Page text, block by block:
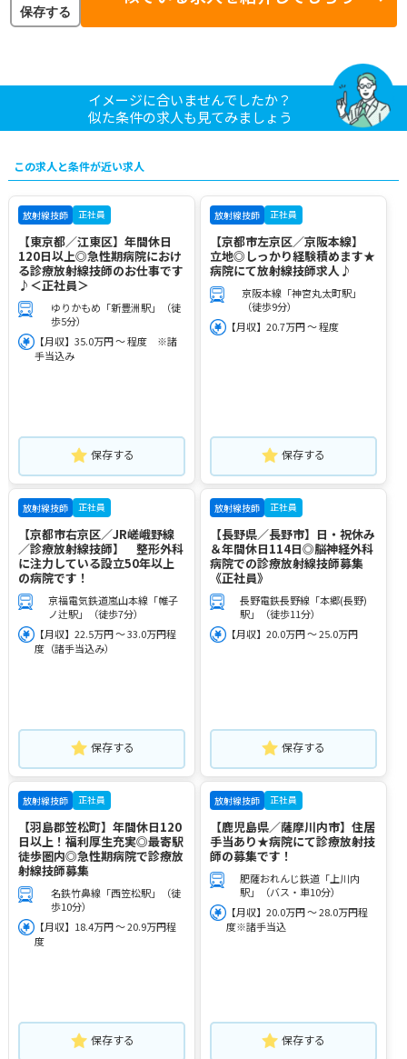
保存する
イメージに合いませんでしたか？
似た条件の求人も見てみましょう
この求人と条件が近い求人
放射線技師 正社員
【東京都／江東区】年間休日
120日以上◎急性期病院におけ
る診療放射線技師のお仕事です
♪＜正社員＞
ゆりかもめ「新豊洲駅」（徒
歩5分）
【月収】35.0万円 ～ 程度 ※諸
手当込み
保存する
放射線技師 正社員
【京都市左京区／京阪本線】
立地◎しっかり経験積めます★
病院にて放射線技師求人♪
京阪本線「神宮丸太町駅」
（徒歩9分）
【月収】20.7万円 ～ 程度
保存する
放射線技師 正社員
【京都市右京区／JR嵯峨野線
／診療放射線技師】 整形外科
に注力している設立50年以上
の病院です！
京福電気鉄道嵐山本線「帷子
ノ辻駅」（徒歩7分）
【月収】22.5万円 ～ 33.0万円程
度（諸手当込み）
保存する
放射線技師 正社員
【長野県／長野市】日・祝休み
＆年間休日114日◎脳神経外科
病院での診療放射線技師募集
《正社員》
長野電鉄長野線「本郷(長野)
駅」（徒歩11分）
【月収】20.0万円 ～ 25.0万円
保存する
放射線技師 正社員
【羽島郡笠松町】年間休日120
日以上！福利厚生充実◎最寄駅
徒歩圏内◎急性期病院で診療放
射線技師募集
名鉄竹鼻線「西笠松駅」（徒
歩10分）
【月収】18.4万円 ～ 20.9万円程
度
保存する
放射線技師 正社員
【鹿児島県／薩摩川内市】住居
手当あり★病院にて診療放射技
師の募集です！
肥薩おれんじ鉄道「上川内
駅」（バス・車10分）
【月収】20.0万円 ～ 28.0万円程
度※諸手当込
保存する